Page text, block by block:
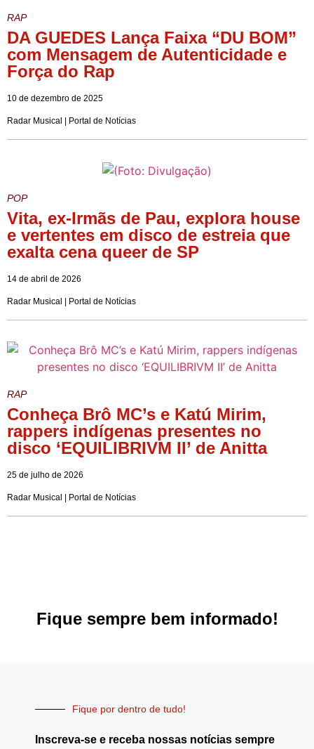
RAP
DA GUEDES Lança Faixa “DU BOM”
com Mensagem de Autenticidade e
Força do Rap
10 de dezembro de 2025
Radar Musical | Portal de Notícias
POP
Vita, ex-Irmãs de Pau, explora house
e vertentes em disco de estreia que
exalta cena queer de SP
14 de abril de 2026
Radar Musical | Portal de Notícias
RAP
Conheça Brô MC’s e Katú Mirim,
rappers indígenas presentes no
disco ‘EQUILIBRIVM II’ de Anitta
25 de julho de 2026
Radar Musical | Portal de Notícias
Fique sempre bem informado!
Fique por dentro de tudo!
Inscreva-se e receba nossas notícias sempre